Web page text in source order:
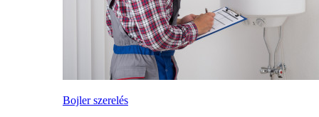
Bojler szerelés